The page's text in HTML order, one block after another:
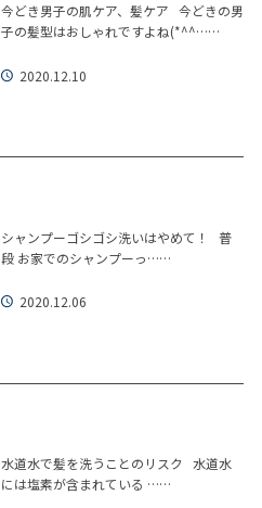
今どき男子の肌ケア、髪ケア 今どきの男
子の髪型はおしゃれですよね(*^^……
2020.12.10
シャンプーゴシゴシ洗いはやめて！ 普
段 お家でのシャンプーっ……
2020.12.06
水道水で髪を洗うことのリスク 水道水
には塩素が含まれている ……